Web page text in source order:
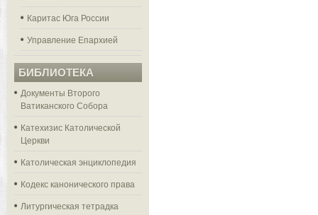
Каритас Юга России
Управление Епархией
БИБЛИОТЕКА
Документы Второго
Ватиканского Собора
Катехизис Католической
Церкви
Католическая энциклопедия
Кодекс канонического права
Литургическая тетрадка